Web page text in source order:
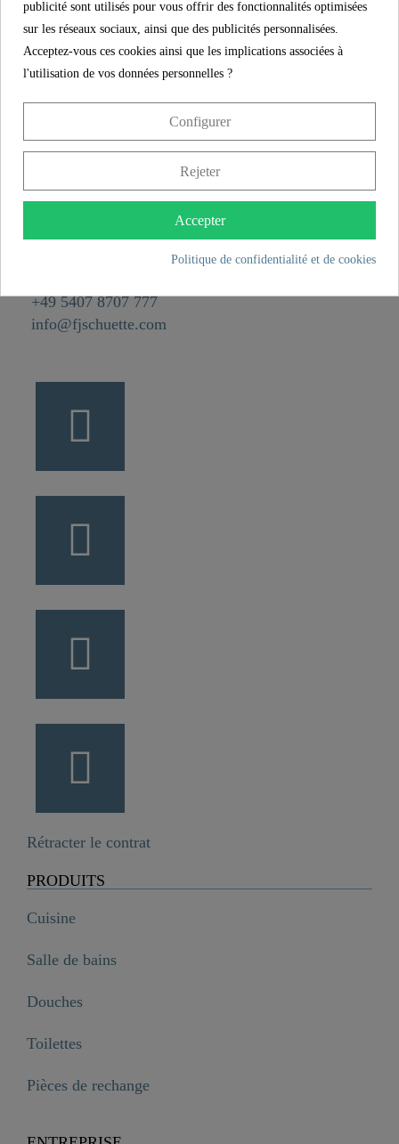
Poids 0,1 kg
5,4 cm
Longueur 11,7 cm
CONTACT
Franz Joseph Schütte GmbH
Hullerweg 1
+49 5407 8707 777
info@fjschuette.com
Rétracter le contrat
PRODUITS
Cuisine
Salle de bains
Douches
Toilettes
Pièces de rechange
publicité sont utilisés pour vous offrir des fonctionnalités optimisées
sur les réseaux sociaux, ainsi que des publicités personnalisées.
Acceptez-vous ces cookies ainsi que les implications associées à
l'utilisation de vos données personnelles ?
Configurer
Rejeter
Accepter
Politique de confidentialité et de cookies